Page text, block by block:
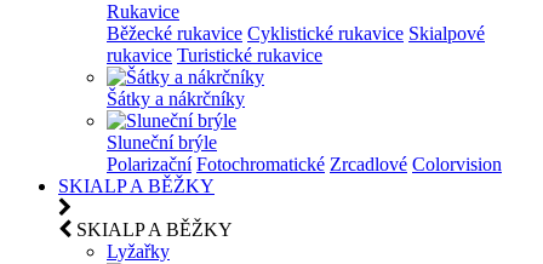
Rukavice
Běžecké rukavice Cyklistické rukavice Skialpové
rukavice Turistické rukavice
Šátky a nákrčníky
Sluneční brýle
Polarizační Fotochromatické Zrcadlové Colorvision
SKIALP A BĚŽKY
SKIALP A BĚŽKY
Lyžařky